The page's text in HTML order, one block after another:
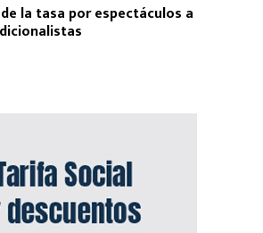
la tasa por espectáculos a